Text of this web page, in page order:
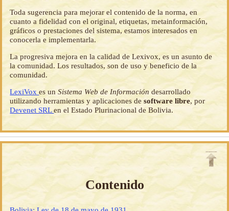
Toda sugerencia para mejorar el contenido de la norma, en
cuanto a fidelidad con el original, etiquetas, metainformación,
gráficos o prestaciones del sistema, estamos interesados en
conocerla e implementarla.
La progresiva mejora en la calidad de Lexivox, es un asunto de
la comunidad. Los resultados, son de uso y beneficio de la
comunidad.
LexiVoxes unSistema Web de Información desarrollado
utilizando herramientas y aplicaciones desoftware libre, por
Devenet SRLen el Estado Plurinacional de Bolivia.
Contenido